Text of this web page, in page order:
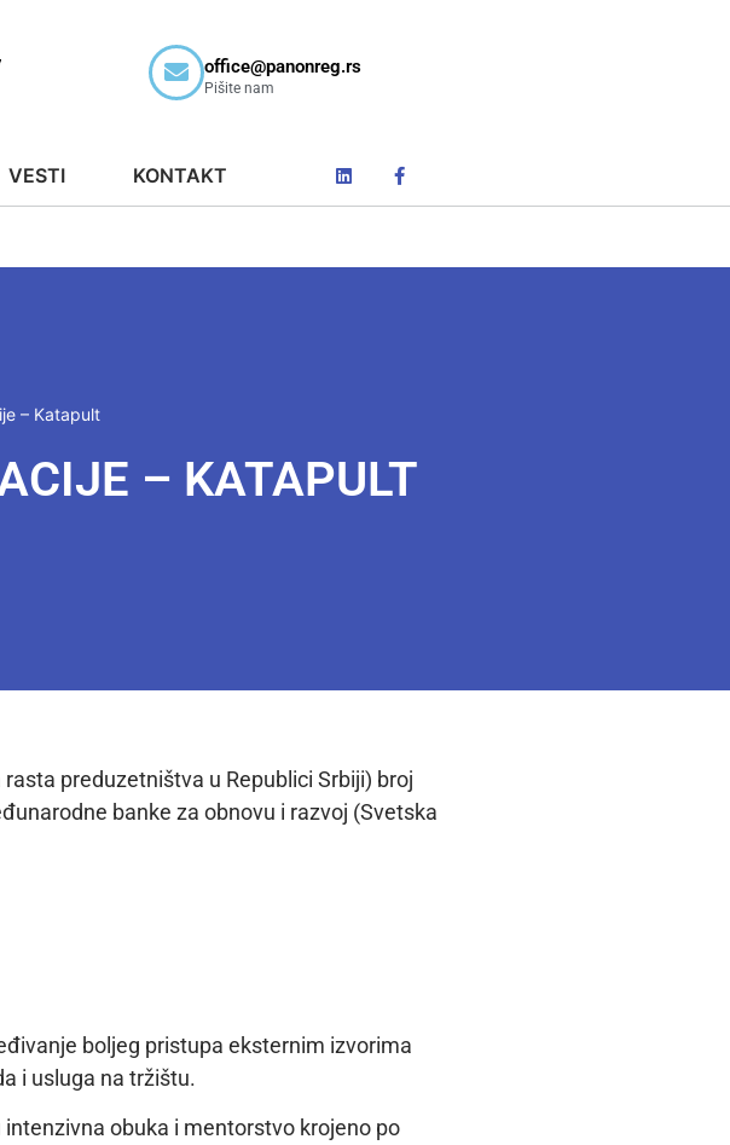
office@panonreg.rs
Pišite nam
VESTI KONTAKT
– Katapult
– KATAPULT
preduzetništva u Republici Srbiji) broj
banke za obnovu i razvoj (Svetska
boljeg pristupa eksternim izvorima
i usluga na tržištu.
obuka i mentorstvo krojeno po